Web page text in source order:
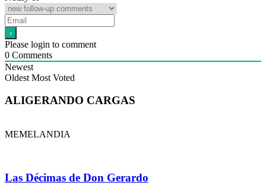
Please login to comment
0 Comments
Newest
Oldest Most Voted
ALIGERANDO CARGAS
MEMELANDIA
Las Décimas de Don Gerardo